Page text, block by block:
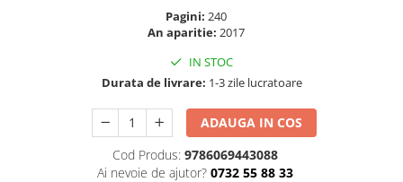
Clasa pregatitoare
Limbi Straine
Povesti ilustrate
Pagini: 240
An aparitie: 2017
IN STOC
Durata de livrare: 1-3 zile lucratoare
ADAUGA IN COS
Cod Produs: 9786069443088
Ai nevoie de ajutor? 0732 55 88 33